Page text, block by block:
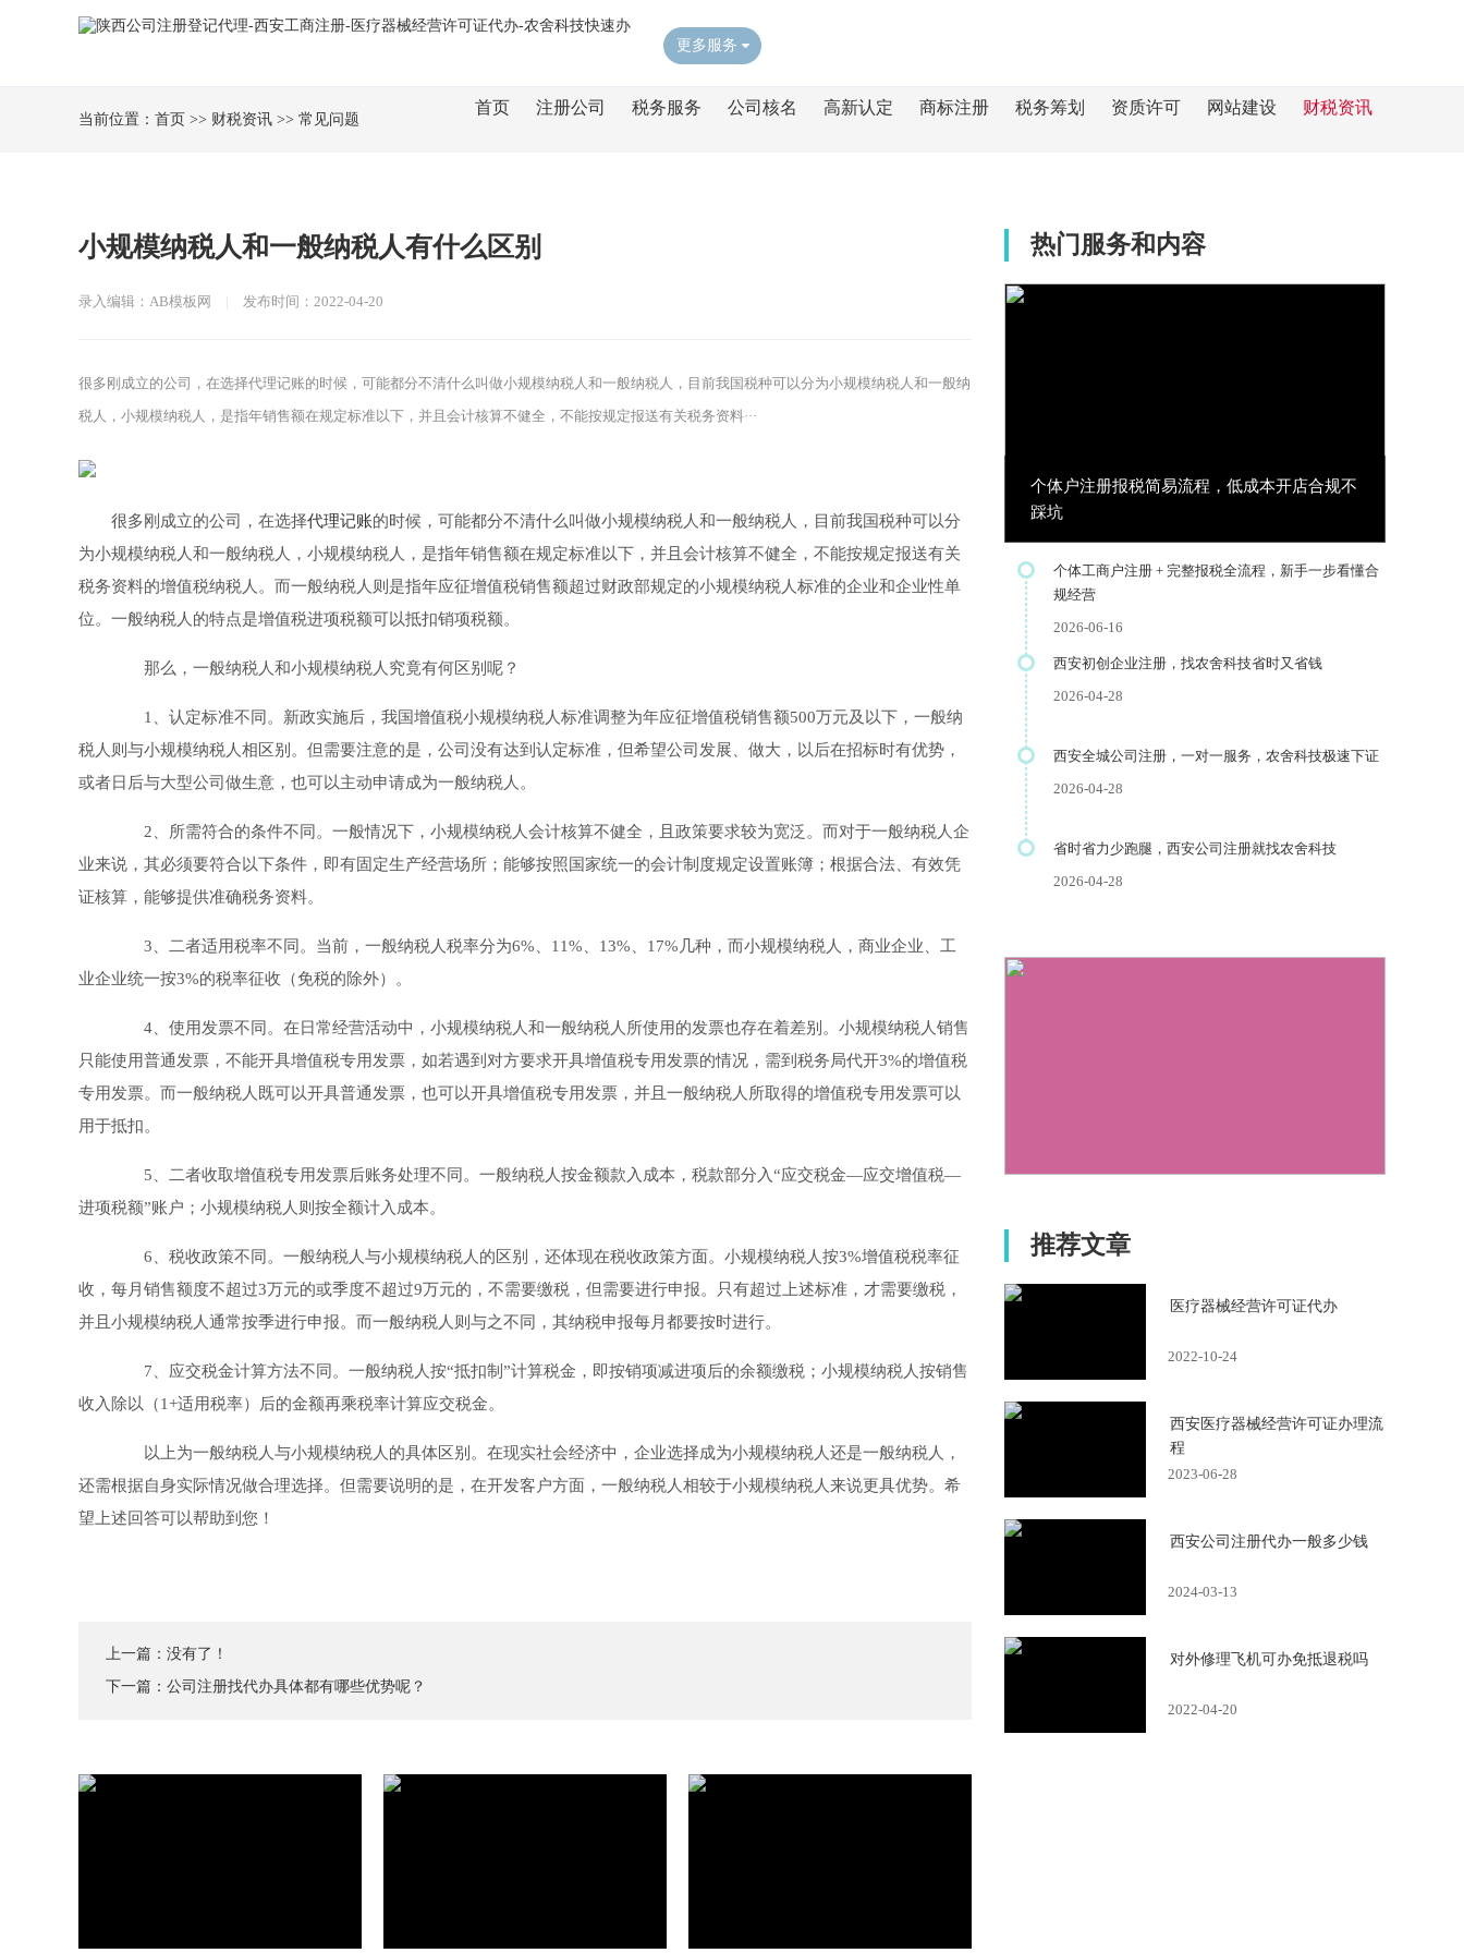
更多服务
首页 注册公司 税务服务 公司核名 高新认定 商标注册 税务筹划 资质许可 网站建设 财税资讯
当前位置： 首页 >> 财税资讯 >> 常见问题
小规模纳税人和一般纳税人有什么区别
录入编辑：AB模板网 发布时间：2022-04-20
很多刚成立的公司，在选择代理记账的时候，可能都分不清什么叫做小规模纳税人和一般纳税人，目前我国税种可以分为小规模纳税人和一般纳
税人，小规模纳税人，是指年销售额在规定标准以下，并且会计核算不健全，不能按规定报送有关税务资料···
很多刚成立的公司，在选择代理记账的时候，可能都分不清什么叫做小规模纳税人和一般纳税人，目前我国税种可以分
为小规模纳税人和一般纳税人，小规模纳税人，是指年销售额在规定标准以下，并且会计核算不健全，不能按规定报送有关
税务资料的增值税纳税人。而一般纳税人则是指年应征增值税销售额超过财政部规定的小规模纳税人标准的企业和企业性单
位。一般纳税人的特点是增值税进项税额可以抵扣销项税额。
那么，一般纳税人和小规模纳税人究竟有何区别呢？
1、认定标准不同。新政实施后，我国增值税小规模纳税人标准调整为年应征增值税销售额500万元及以下，一般纳
税人则与小规模纳税人相区别。但需要注意的是，公司没有达到认定标准，但希望公司发展、做大，以后在招标时有优势，
或者日后与大型公司做生意，也可以主动申请成为一般纳税人。
2、所需符合的条件不同。一般情况下，小规模纳税人会计核算不健全，且政策要求较为宽泛。而对于一般纳税人企
业来说，其必须要符合以下条件，即有固定生产经营场所；能够按照国家统一的会计制度规定设置账簿；根据合法、有效凭
证核算，能够提供准确税务资料。
3、二者适用税率不同。当前，一般纳税人税率分为6%、11%、13%、17%几种，而小规模纳税人，商业企业、工
业企业统一按3%的税率征收（免税的除外）。
4、使用发票不同。在日常经营活动中，小规模纳税人和一般纳税人所使用的发票也存在着差别。小规模纳税人销售
只能使用普通发票，不能开具增值税专用发票，如若遇到对方要求开具增值税专用发票的情况，需到税务局代开3%的增值税
专用发票。而一般纳税人既可以开具普通发票，也可以开具增值税专用发票，并且一般纳税人所取得的增值税专用发票可以
用于抵扣。
5、二者收取增值税专用发票后账务处理不同。一般纳税人按金额款入成本，税款部分入“应交税金—应交增值税—
进项税额”账户；小规模纳税人则按全额计入成本。
6、税收政策不同。一般纳税人与小规模纳税人的区别，还体现在税收政策方面。小规模纳税人按3%增值税税率征
收，每月销售额度不超过3万元的或季度不超过9万元的，不需要缴税，但需要进行申报。只有超过上述标准，才需要缴税，
并且小规模纳税人通常按季进行申报。而一般纳税人则与之不同，其纳税申报每月都要按时进行。
7、应交税金计算方法不同。一般纳税人按“抵扣制”计算税金，即按销项减进项后的余额缴税；小规模纳税人按销售
收入除以（1+适用税率）后的金额再乘税率计算应交税金。
以上为一般纳税人与小规模纳税人的具体区别。在现实社会经济中，企业选择成为小规模纳税人还是一般纳税人，
还需根据自身实际情况做合理选择。但需要说明的是，在开发客户方面，一般纳税人相较于小规模纳税人来说更具优势。希
望上述回答可以帮助到您！
上一篇：没有了！
下一篇： 公司注册找代办具体都有哪些优势呢？
热门服务和内容
个体户注册报税简易流程，低成本开店合规不
踩坑
个体工商户注册 + 完整报税全流程，新手一步看懂合
规经营
2026-06-16
西安初创企业注册，找农舍科技省时又省钱
2026-04-28
西安全城公司注册，一对一服务，农舍科技极速下证
2026-04-28
省时省力少跑腿，西安公司注册就找农舍科技
2026-04-28
推荐文章
医疗器械经营许可证代办
2022-10-24
西安医疗器械经营许可证办理流
程
2023-06-28
西安公司注册代办一般多少钱
2024-03-13
对外修理飞机可办免抵退税吗
2022-04-20